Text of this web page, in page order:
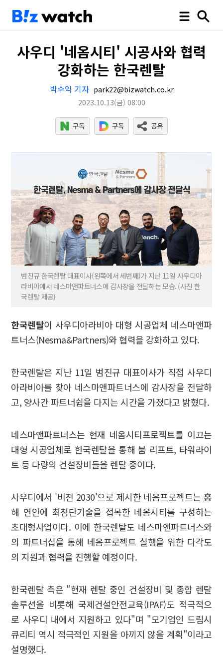
사우디 '네옴시티' 시공사와 협력
강화하는 한국렌탈
박수익 기자 park22@bizwatch.co.kr
2023.10.13(금) 08:00
범진규 한국렌탈 대표이사(왼쪽에서 세번째)가 지난 11일 사우디아
라비아에서 네스마앤파트너스에 감사장을 전달하는 모습. (사진 한
국렌탈 제공)
한국렌탈이 사우디아라비아 대형 시공업체 네스마앤파
트너스(Nesma&Partners)와 협력을 강화하고 있다.
한국렌탈은 지난 11일 범진규 대표이사가 직접 사우디
아라비아를 찾아 네스마앤파트너스에 감사장을 전달하
고, 양사간 파트너쉽을 다지는 시간을 가졌다고 밝혔다.
네스마앤파트너스는 현재 네옴시티프로젝트를 이끄는
대형 시공업체로 한국렌탈을 통해 붐 리프트, 타워라이
트 등 다량의 건설장비들을 렌탈 중이다.
사우디에서 '비전 2030'으로 제시한 네옴프로젝트는 홍
해 연안에 최첨단기술을 접목한 네옴시티를 구성하는
초대형사업이다. 이에 한국렌탈도 네스마앤파트너스와
의 파트너십을 통해 네옴프로젝트 실행을 위한 다각도
의 지원과 협력을 진행할 예정이다.
한국렌탈 측은 "현재 렌탈 중인 건설장비 및 종합 렌탈
솔루션을 비롯해 국제건설안전교육(IPAF)도 적극적으
로 사우디 내에서 지원하고 있다"며 "모기업인 드림시
큐리티 역시 적극적인 지원을 아끼지 않을 계획"이라고
설명했다.